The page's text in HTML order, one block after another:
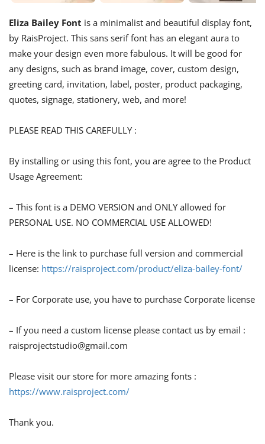
Eliza Bailey Font is a minimalist and beautiful display font,
by RaisProject. This sans serif font has an elegant aura to
make your design even more fabulous. It will be good for
any designs, such as brand image, cover, custom design,
greeting card, invitation, label, poster, product packaging,
quotes, signage, stationery, web, and more!
PLEASE READ THIS CAREFULLY :
By installing or using this font, you are agree to the Product
Usage Agreement:
– This font is a DEMO VERSION and ONLY allowed for
PERSONAL USE. NO COMMERCIAL USE ALLOWED!
– Here is the link to purchase full version and commercial
license: https://raisproject.com/product/eliza-bailey-font/
– For Corporate use, you have to purchase Corporate license
– If you need a custom license please contact us by email :
raisprojectstudio@gmail.com
Please visit our store for more amazing fonts :
https://www.raisproject.com/
Thank you.